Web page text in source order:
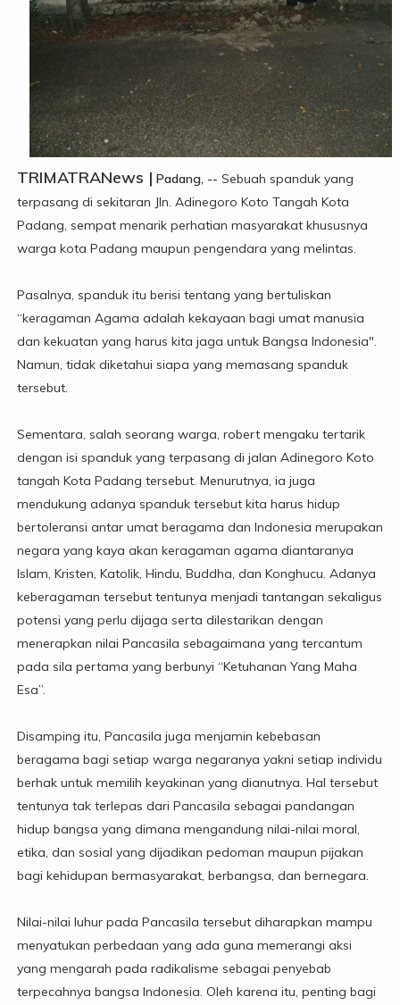
TRIMATRANews | Padang, -- Sebuah spanduk yang
terpasang di sekitaran Jln. Adinegoro Koto Tangah Kota
Padang, sempat menarik perhatian masyarakat khususnya
warga kota Padang maupun pengendara yang melintas.
Pasalnya, spanduk itu berisi tentang yang bertuliskan
“keragaman Agama adalah kekayaan bagi umat manusia
dan kekuatan yang harus kita jaga untuk Bangsa Indonesia".
Namun, tidak diketahui siapa yang memasang spanduk
tersebut.
Sementara, salah seorang warga, robert mengaku tertarik
dengan isi spanduk yang terpasang di jalan Adinegoro Koto
tangah Kota Padang tersebut. Menurutnya, ia juga
mendukung adanya spanduk tersebut kita harus hidup
bertoleransi antar umat beragama dan Indonesia merupakan
negara yang kaya akan keragaman agama diantaranya
Islam, Kristen, Katolik, Hindu, Buddha, dan Konghucu. Adanya
keberagaman tersebut tentunya menjadi tantangan sekaligus
potensi yang perlu dijaga serta dilestarikan dengan
menerapkan nilai Pancasila sebagaimana yang tercantum
pada sila pertama yang berbunyi “Ketuhanan Yang Maha
Esa”.
Disamping itu, Pancasila juga menjamin kebebasan
beragama bagi setiap warga negaranya yakni setiap individu
berhak untuk memilih keyakinan yang dianutnya. Hal tersebut
tentunya tak terlepas dari Pancasila sebagai pandangan
hidup bangsa yang dimana mengandung nilai-nilai moral,
etika, dan sosial yang dijadikan pedoman maupun pijakan
bagi kehidupan bermasyarakat, berbangsa, dan bernegara.
Nilai-nilai luhur pada Pancasila tersebut diharapkan mampu
menyatukan perbedaan yang ada guna memerangi aksi
yang mengarah pada radikalisme sebagai penyebab
terpecahnya bangsa Indonesia. Oleh karena itu, penting bagi